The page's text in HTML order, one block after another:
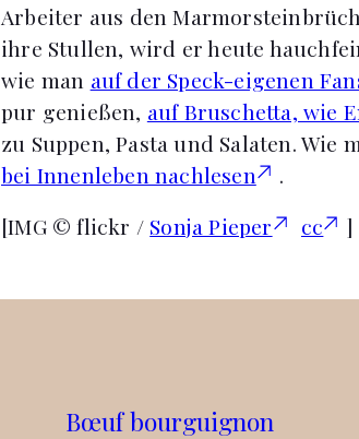
Arbeiter aus den
ihre Stullen, wird er heute
wie man auf der Speck-eigenen
pur genießen, auf Bruschetta, wie
zu Suppen, Pasta und Salaten.
bei Innenleben nachlesen
.
[IMG © flickr / Sonja Pieper cc ]
Bœuf bourguignon